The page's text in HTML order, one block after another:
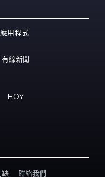
用程式
有線新聞
HOY
缺 聯絡我們